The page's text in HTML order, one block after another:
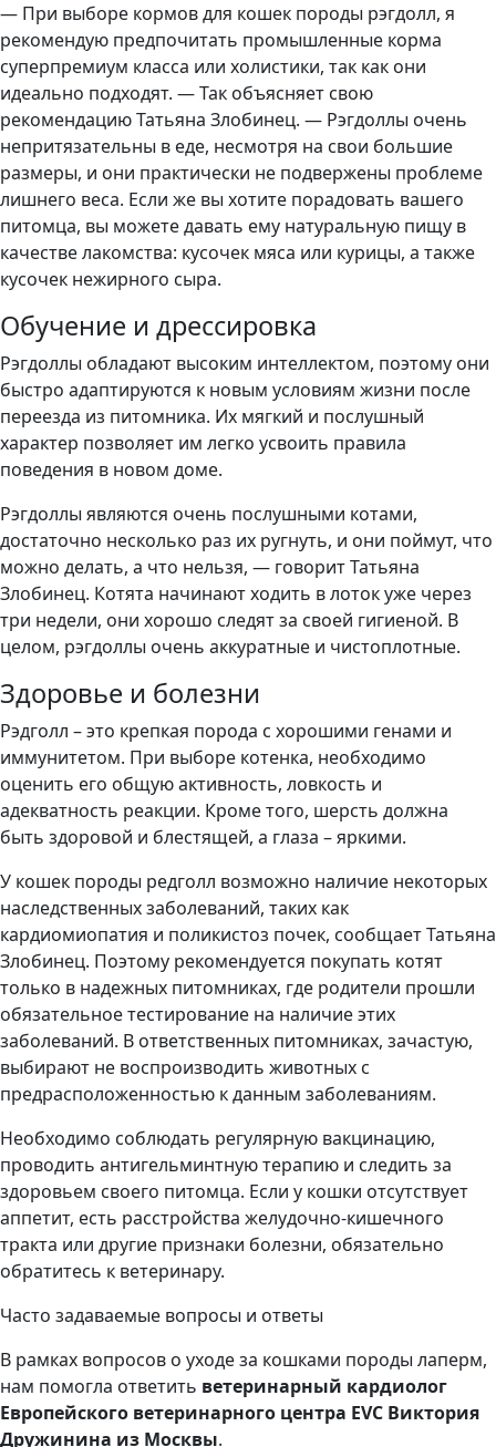
— При выборе кормов для кошек породы рэгдолл, я
рекомендую предпочитать промышленные корма
суперпремиум класса или холистики, так как они
идеально подходят. — Так объясняет свою
рекомендацию Татьяна Злобинец. — Рэгдоллы очень
непритязательны в еде, несмотря на свои большие
размеры, и они практически не подвержены проблеме
лишнего веса. Если же вы хотите порадовать вашего
питомца, вы можете давать ему натуральную пищу в
качестве лакомства: кусочек мяса или курицы, а также
кусочек нежирного сыра.
Обучение и дрессировка
Рэгдоллы обладают высоким интеллектом, поэтому они
быстро адаптируются к новым условиям жизни после
переезда из питомника. Их мягкий и послушный
характер позволяет им легко усвоить правила
поведения в новом доме.
Рэгдоллы являются очень послушными котами,
достаточно несколько раз их ругнуть, и они поймут, что
можно делать, а что нельзя, — говорит Татьяна
Злобинец. Котята начинают ходить в лоток уже через
три недели, они хорошо следят за своей гигиеной. В
целом, рэгдоллы очень аккуратные и чистоплотные.
Здоровье и болезни
Рэдголл – это крепкая порода с хорошими генами и
иммунитетом. При выборе котенка, необходимо
оценить его общую активность, ловкость и
адекватность реакции. Кроме того, шерсть должна
быть здоровой и блестящей, а глаза – яркими.
У кошек породы редголл возможно наличие некоторых
наследственных заболеваний, таких как
кардиомиопатия и поликистоз почек, сообщает Татьяна
Злобинец. Поэтому рекомендуется покупать котят
только в надежных питомниках, где родители прошли
обязательное тестирование на наличие этих
заболеваний. В ответственных питомниках, зачастую,
выбирают не воспроизводить животных с
предрасположенностью к данным заболеваниям.
Необходимо соблюдать регулярную вакцинацию,
проводить антигельминтную терапию и следить за
здоровьем своего питомца. Если у кошки отсутствует
аппетит, есть расстройства желудочно-кишечного
тракта или другие признаки болезни, обязательно
обратитесь к ветеринару.
Часто задаваемые вопросы и ответы
В рамках вопросов о уходе за кошками породы лаперм,
нам помогла ответить ветеринарный кардиолог
Европейского ветеринарного центра EVC Виктория
Дружинина из Москвы.